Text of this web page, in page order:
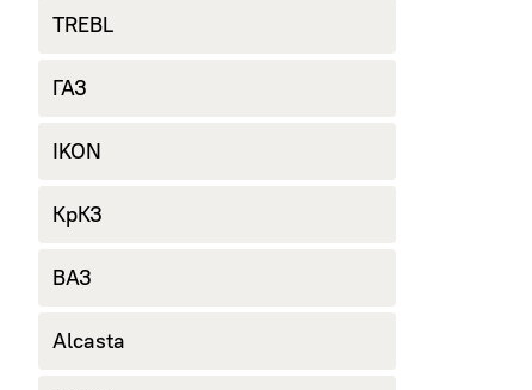
TREBL
ГАЗ
IKON
КрКЗ
ВАЗ
Alcasta